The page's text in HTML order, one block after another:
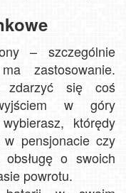
– szczególnie
zastosowanie.
zdarzyć się coś
w góry
którędy
w pensjonacie czy
o swoich
powrotu.